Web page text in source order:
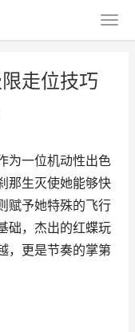
走位技巧
为一位机动性出色
那生灭使她能够快
赋予她特殊的飞行
础，杰出的红蝶玩
，更是节奏的掌第